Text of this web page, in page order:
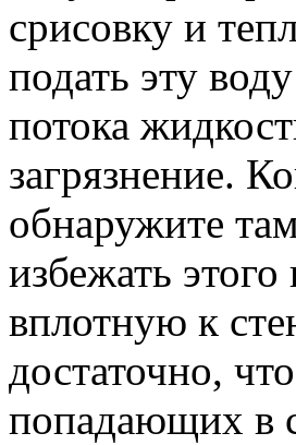
срисовку и
подать эту
потока
загрязнение.
обнаружите
избежать
вплотную к
достаточно,
попадающих в